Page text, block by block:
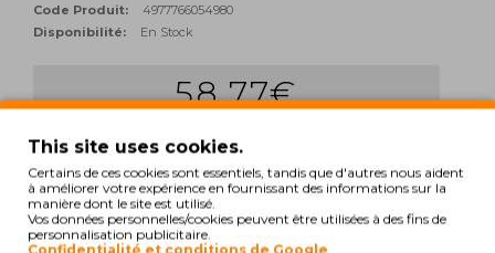
Code Produit:
4977766054980
Disponibilité:
En Stock
58,77€
Qté:
Hors Taxes: 47,78€
TAGS:
This site uses cookies.
Certains de ces cookies sont essentiels, tandis que d'autres nous aident
à améliorer votre expérience en fournissant des informations sur la
manière dont le site est utilisé.
Vos données personnelles/cookies peuvent être utilisées à des fins de
personnalisation publicitaire.
Confidentialité et conditions de Google